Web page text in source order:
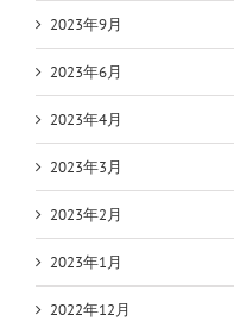
2023年9月
2023年6月
2023年4月
2023年3月
2023年2月
2023年1月
2022年12月